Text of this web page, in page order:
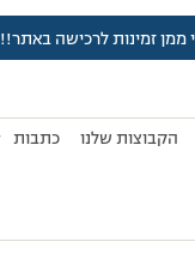
ממן זמינות לרכישה באתר!!
הקבוצות שלנו כתבות